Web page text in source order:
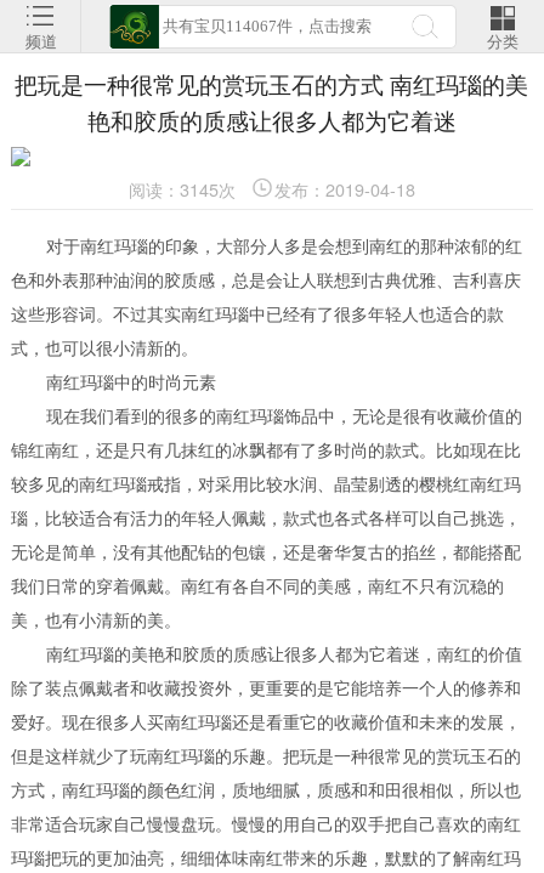
频道 分类
把玩是一种很常见的赏玩玉石的方式 南红玛瑙的美
艳和胶质的质感让很多人都为它着迷
阅读：3145次 发布：2019-04-18
对于南红玛瑙的印象，大部分人多是会想到南红的那种浓郁的红
色和外表那种油润的胶质感，总是会让人联想到古典优雅、吉利喜庆
这些形容词。不过其实南红玛瑙中已经有了很多年轻人也适合的款
式，也可以很小清新的。
南红玛瑙中的时尚元素
现在我们看到的很多的南红玛瑙饰品中，无论是很有收藏价值的
锦红南红，还是只有几抹红的冰飘都有了多时尚的款式。比如现在比
较多见的南红玛瑙戒指，对采用比较水润、晶莹剔透的樱桃红南红玛
瑙，比较适合有活力的年轻人佩戴，款式也各式各样可以自己挑选，
无论是简单，没有其他配钻的包镶，还是奢华复古的掐丝，都能搭配
我们日常的穿着佩戴。南红有各自不同的美感，南红不只有沉稳的
美，也有小清新的美。
南红玛瑙的美艳和胶质的质感让很多人都为它着迷，南红的价值
除了装点佩戴者和收藏投资外，更重要的是它能培养一个人的修养和
爱好。 现在很多人买南红玛瑙还是看重它的收藏价值和未来的发展，
但是这样就少了玩南红玛瑙的乐趣。把玩是一种很常见的赏玩玉石的
方式，南红玛瑙的颜色红润，质地细腻，质感和和田很相似，所以也
非常适合玩家自己慢慢盘玩。慢慢的用自己的双手把自己喜欢的南红
玛瑙把玩的更加油亮，细细体味南红带来的乐趣，默默的了解南红玛